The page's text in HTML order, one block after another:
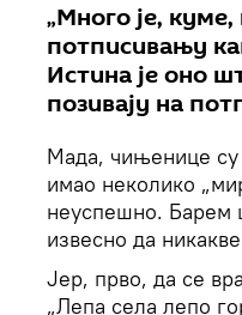
„Много је,
потписивању
Истина је оно
позивају на
Мада, чињенице су
имао неколико
неуспешно. Барем
извесно да
Јер, прво, да се
„Лепа села лепо